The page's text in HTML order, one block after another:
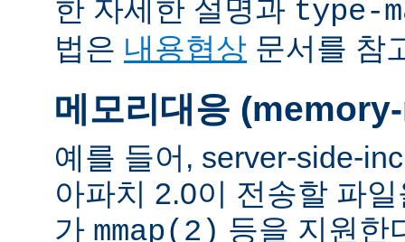
한 자세한 설명과 type-
법은 내용협상 문서를 참
메모리대응
예를 들어, server-side-
아파치 2.0이 전송할 파
가 mmap(2) 등을 지원한